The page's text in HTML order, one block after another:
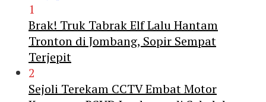
1
Brak! Truk Tabrak Elf Lalu Hantam
Tronton di Jombang, Sopir Sempat
Terjepit
2
Sejoli Terekam CCTV Embat Motor